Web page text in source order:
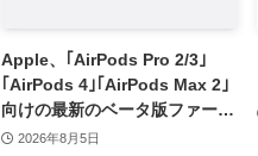
Apple、｢AirPods Pro 2/3｣
｢AirPods 4｣｢AirPods Max 2｣
向けの最新のベータ版ファーム
ウェア｢9A5336b｣を提供開始
2026年8月5日